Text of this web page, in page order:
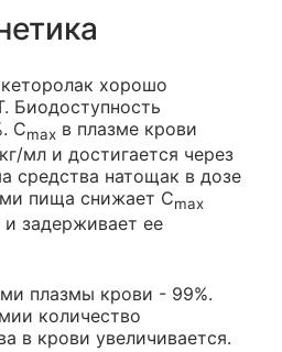
хорошо
Биодоступность
Cmax в плазме крови
мл и достигается через
средства натощак в дозе
пища снижает Cmax
задерживает ее
плазмы крови - 99%.
количество
в крови увеличивается.